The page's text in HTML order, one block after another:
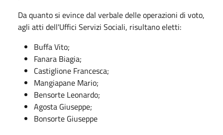
Da quanto si evince dal verbale delle operazioni di voto,
agli atti dell'Uffici Servizi Sociali, risultano eletti:
Buffa Vito;
Fanara Biagia;
Castiglione Francesca;
Mangiapane Mario;
Bensorte Leonardo;
Agosta Giuseppe;
Bonsorte Giuseppe